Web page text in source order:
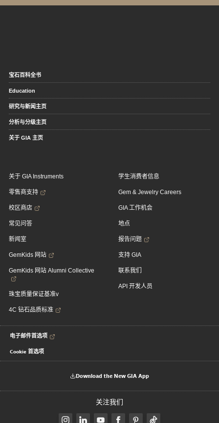
宝石百科全书
Education
研究与新闻主页
分析与分级主页
关于 GIA 主页
关于 GIA Instruments
零售商支持
校区商店
常见问答
新闻室
GemKids 网站
GemKids 网站 Alumni Collective
珠宝质量保证基准v
4C 钻石品质标准
学生消费者信息
Gem & Jewelry Careers
GIA 工作机会
地点
报告问题
支持 GIA
联系我们
API 开发人员
电子邮件首选项
Cookie 首选项
Download the New GIA App
关注我们